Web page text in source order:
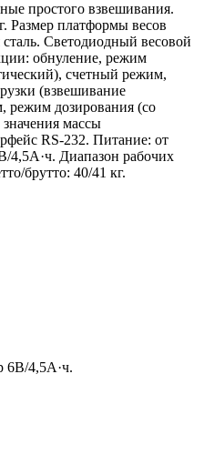
простого взвешивания.
Размер платформы весов
Светодиодный весовой
обнуление, режим
счетный режим,
(взвешивание
дозирования (со
массы
RS-232. Питание: от
4,5А·ч. Диапазон рабочих
брутто: 40/41 кг.
6В/4,5А·ч.